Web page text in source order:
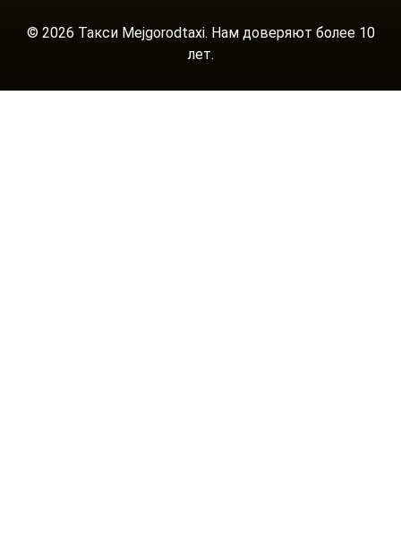
© 2026 Такси Mejgorodtaxi. Нам доверяют более 10
лет.